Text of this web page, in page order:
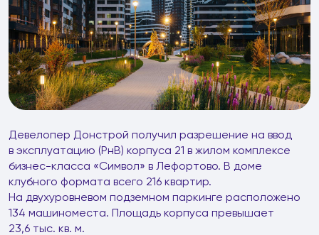
Девелопер Донстрой получил разрешение на ввод
в эксплуатацию (РнВ) корпуса 21 в жилом комплексе
бизнес-класса «Символ» в Лефортово. В доме
клубного формата всего 216 квартир.
На двухуровневом подземном паркинге расположено
134 машиноместа. Площадь корпуса превышает
23,6 тыс. кв. м.